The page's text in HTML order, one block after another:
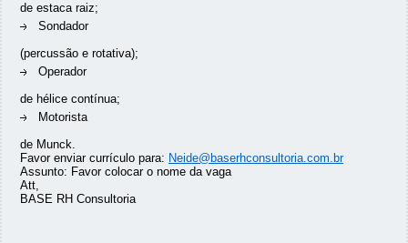
de estaca raiz;
Sondador
(percussão e rotativa);
Operador
de hélice contínua;
Motorista
de Munck.
Favor enviar currículo para: Neide@baserhconsultoria.com.br
Assunto: Favor colocar o nome da vaga
Att,
BASE RH Consultoria